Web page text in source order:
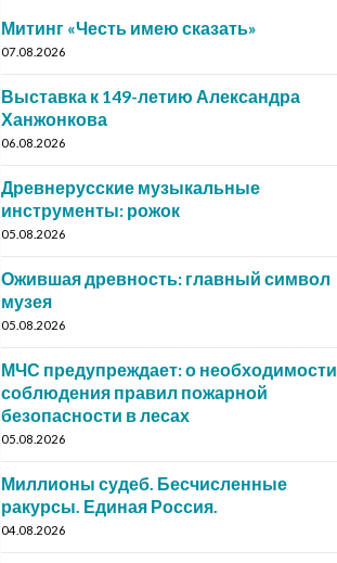
Митинг «Честь имею сказать»
07.08.2026
Выставка к 149-летию Александра
Ханжонкова
06.08.2026
Древнерусские музыкальные
инструменты: рожок
05.08.2026
Ожившая древность: главный символ
музея
05.08.2026
МЧС предупреждает: о необходимости
соблюдения правил пожарной
безопасности в лесах
05.08.2026
Миллионы судеб. Бесчисленные
ракурсы. Единая Россия.
04.08.2026